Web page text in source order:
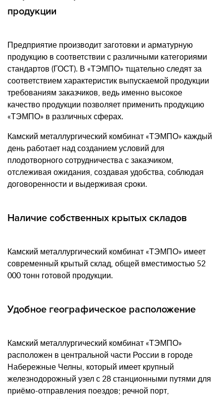
продукции
Предприятие производит заготовки и арматурную
продукцию в соответствии с различными категориями
стандартов (ГОСТ). В «ТЭМПО» тщательно следят за
соответствием характеристик выпускаемой продукции
требованиям заказчиков, ведь именно высокое
качество продукции позволяет применить продукцию
«ТЭМПО» в различных сферах.
Камский металлургический комбинат «ТЭМПО» каждый
день работает над созданием условий для
плодотворного сотрудничества с заказчиком,
отслеживая ожидания, создавая удобства, соблюдая
договоренности и выдерживая сроки.
Наличие собственных крытых складов
Камский металлургический комбинат «ТЭМПО» имеет
современный крытый склад, общей вместимостью 52
000 тонн готовой продукции.
Удобное географическое расположение
Камский металлургический комбинат «ТЭМПО»
расположен в центральной части России в городе
Набережные Челны, который имеет крупный
железнодорожный узел с 28 станционными путями для
приёмо-отправления поездов; речной порт,